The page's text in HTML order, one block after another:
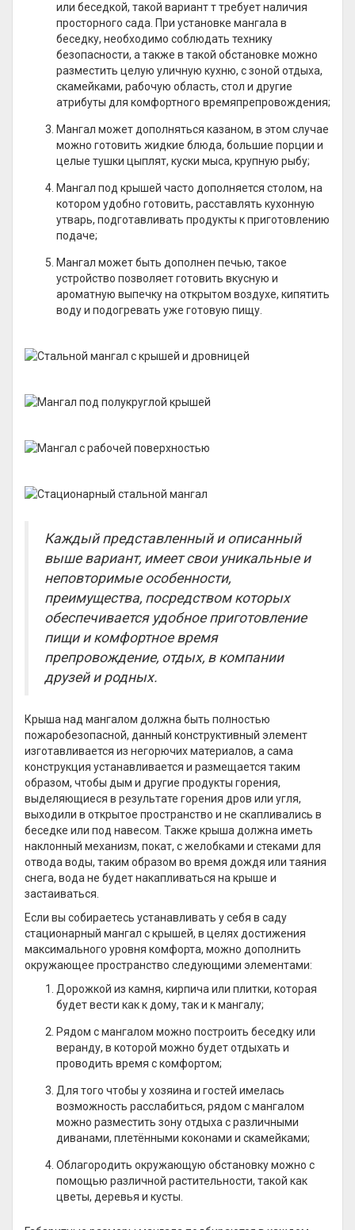
или беседкой, такой вариант т требует наличия
просторного сада. При установке мангала в
беседку, необходимо соблюдать технику
безопасности, а также в такой обстановке можно
разместить целую уличную кухню, с зоной отдыха,
скамейками, рабочую область, стол и другие
атрибуты для комфортного времяпрепровождения;
Мангал может дополняться казаном, в этом случае
можно готовить жидкие блюда, большие порции и
целые тушки цыплят, куски мыса, крупную рыбу;
Мангал под крышей часто дополняется столом, на
котором удобно готовить, расставлять кухонную
утварь, подготавливать продукты к приготовлению
подаче;
Мангал может быть дополнен печью, такое
устройство позволяет готовить вкусную и
ароматную выпечку на открытом воздухе, кипятить
воду и подогревать уже готовую пищу.
Каждый представленный и описанный
выше вариант, имеет свои уникальные и
неповторимые особенности,
преимущества, посредством которых
обеспечивается удобное приготовление
пищи и комфортное время
препровождение, отдых, в компании
друзей и родных.
Крыша над мангалом должна быть полностью
пожаробезопасной, данный конструктивный элемент
изготавливается из негорючих материалов, а сама
конструкция устанавливается и размещается таким
образом, чтобы дым и другие продукты горения,
выделяющиеся в результате горения дров или угля,
выходили в открытое пространство и не скапливались в
беседке или под навесом. Также крыша должна иметь
наклонный механизм, покат, с желобками и стеками для
отвода воды, таким образом во время дождя или таяния
снега, вода не будет накапливаться на крыше и
застаиваться.
Если вы собираетесь устанавливать у себя в саду
стационарный мангал с крышей, в целях достижения
максимального уровня комфорта, можно дополнить
окружающее пространство следующими элементами:
Дорожкой из камня, кирпича или плитки, которая
будет вести как к дому, так и к мангалу;
Рядом с мангалом можно построить беседку или
веранду, в которой можно будет отдыхать и
проводить время с комфортом;
Для того чтобы у хозяина и гостей имелась
возможность расслабиться, рядом с мангалом
можно разместить зону отдыха с различными
диванами, плетёнными коконами и скамейками;
Облагородить окружающую обстановку можно с
помощью различной растительности, такой как
цветы, деревья и кусты.